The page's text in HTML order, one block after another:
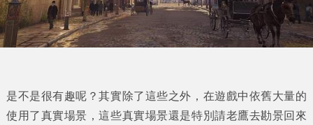
是不是很有趣呢？其實除了這些之外，在遊戲中依舊大量的
使用了真實場景，這些真實場景還是特別請老鷹去勘景回來